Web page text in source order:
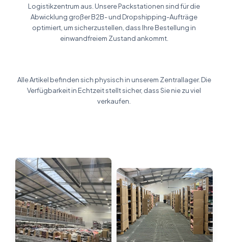
Logistikzentrum aus. Unsere Packstationen sind für die
Abwicklung großer B2B- und Dropshipping-Aufträge
optimiert, um sicherzustellen, dass Ihre Bestellung in
einwandfreiem Zustand ankommt.
Alle Artikel befinden sich physisch in unserem Zentrallager. Die
Verfügbarkeit in Echtzeit stellt sicher, dass Sie nie zu viel
verkaufen.